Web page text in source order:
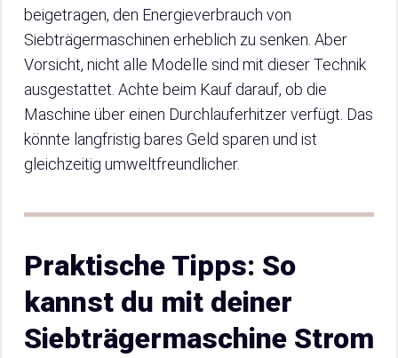
beigetragen, den Energieverbrauch von
Siebträgermaschinen erheblich zu senken. Aber
Vorsicht, nicht alle Modelle sind mit dieser Technik
ausgestattet. Achte beim Kauf darauf, ob die
Maschine über einen Durchlauferhitzer verfügt. Das
könnte langfristig bares Geld sparen und ist
gleichzeitig umweltfreundlicher.
Praktische Tipps: So
kannst du mit deiner
Siebträgermaschine Strom